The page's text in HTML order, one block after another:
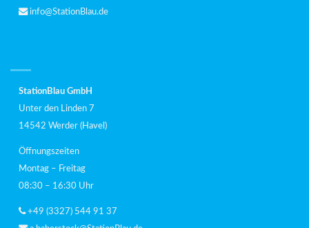
info@StationBlau.de
StationBlau GmbH
Unter den Linden 7
14542 Werder (Havel)
Öffnungszeiten
Montag – Freitag
08:30 – 16:30 Uhr
+49 (3327) 544 91 37